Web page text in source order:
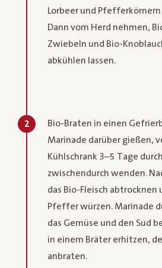
Lorbeer und
Dann vom Herd nehmen,
Zwiebeln und Bio-
abkühlen lassen.
2
Bio-Braten in einen
Marinade darüber gießen,
Kühlschrank 3–5 Tage
zwischendurch wenden.
das Bio-Fleisch abtrocknen
Pfeffer würzen. Marinade
das Gemüse und den Sud
in einem Bräter erhitzen,
anbraten.